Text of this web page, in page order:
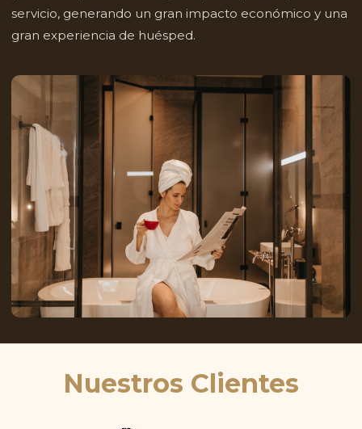
servicio, generando un gran impacto económico y una
gran experiencia de huésped.
Nuestros Clientes